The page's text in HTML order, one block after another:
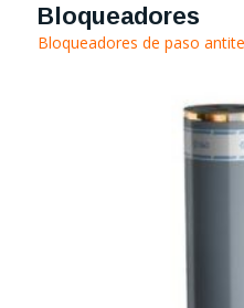
Bloqueadores
Bloqueadores de paso